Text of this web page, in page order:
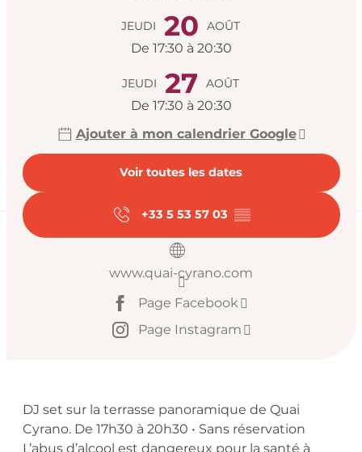
JEUDI 20 AOÛT
De 17:30 à 20:30
JEUDI 27 AOÛT
De 17:30 à 20:30
Ajouter à mon calendrier Google
Voir toutes les dates
+33 5 53 57 03 ▒▒
www.quai-cyrano.com
Page Facebook
Page Instagram
Description
DJ set sur la terrasse panoramique de Quai
Cyrano. De 17h30 à 20h30 • Sans réservation
L’abus d’alcool est dangereux pour la santé à